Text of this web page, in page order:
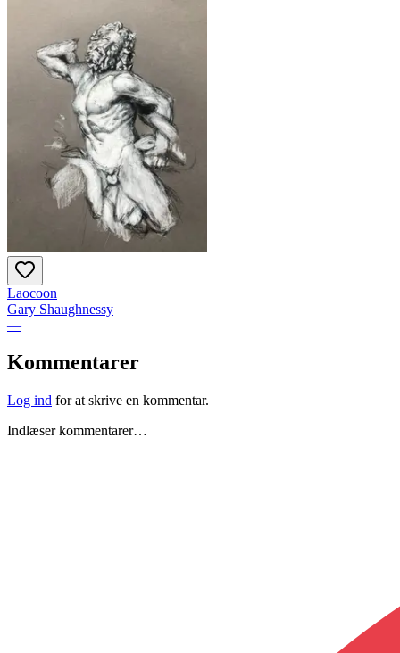
Laocoon
Gary Shaughnessy
—
Kommentarer
Log ind for at skrive en kommentar.
Indlæser kommentarer…